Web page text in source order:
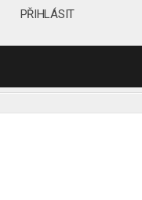
PŘIHLÁSIT